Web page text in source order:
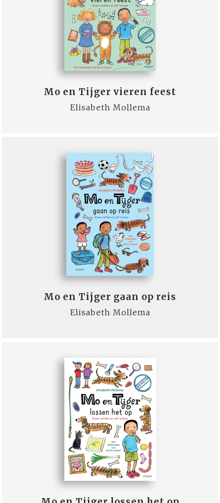
Mo en Tijger vieren feest
Elisabeth Mollema
Mo en Tijger gaan op reis
Elisabeth Mollema